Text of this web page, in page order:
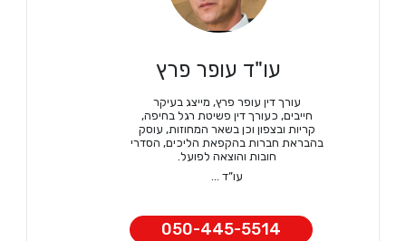
עו"ד עופר פרץ
עורך דין עופר פרץ, מייצג בעיקר
חייבים, כעורך דין פשיטת רגל בחיפה,
קריות ובצפון וכן בשאר המחוזות, עוסק
בהבראת חברות בהקפאת הליכים, הסדרי
חובות והוצאה לפועל.
עו”ד ...
050-445-5514